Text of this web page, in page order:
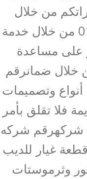
من خلال
الرقم التالي 01099948826 من خلال خدمة
على مساعدة
خلال ضمانرقم
أنواع وتصميمات
فلا تقلق بأمر
شركهرقم شركه
غيار للديب
وثرموستات